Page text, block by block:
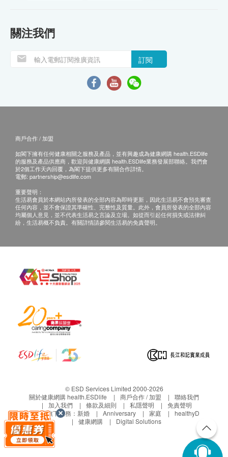
關注我們
訂閱
商戶合作 / 加盟
如閣下擁有任何健康相關之服務及產品，並有興趣成為健康網購 health.ESDlife
的服務及產品供應商，歡迎與健康網購 health.ESDlife業務發展部聯絡。我們會
於2個工作天內回覆，為閣下提供更多有關合作詳情。
電郵: partnership@esdlife.com
重要聲明：
生活易會員於本網站內所發表的全部內容為即時更新，因此生活易不會預先審查
任何內容，並不會保證其準確性、完整性及質量。此外，會員所發表的全部內容
均屬個人意見，並不代表生活易之言論及立場。如從而引起任何損失或法律糾
紛，生活易概不負責。有關詳情請參閱生活易的免責聲明。
© ESD Services Limited 2000-2026
關於健康網購 health.ESDlife
商戶合作 / 加盟
聯絡我們
加入我們
條款及細則 私隱聲明
免責聲明
生活易旗下業務： 新婚 Anniversary 家庭
healthyD
健康網購
Digital Solutions